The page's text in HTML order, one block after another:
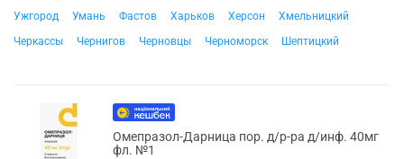
Ужгород
Умань Фастов Харьков Херсон
Хмельницкий
Черкассы
Чернигов Черновцы Черноморск Шептицкий
Омепразол-Дарница пор. д/р-ра д/инф. 40мг
фл. №1